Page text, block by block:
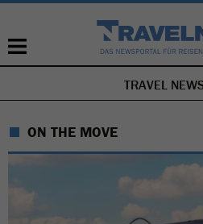
TRAVEL
ON THE MOVE